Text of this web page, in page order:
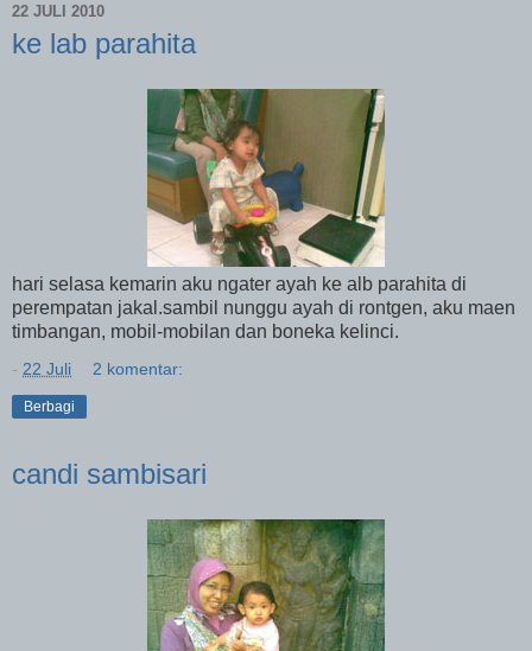
22 JULI 2010
ke lab parahita
hari selasa kemarin aku ngater ayah ke alb parahita di
perempatan jakal.sambil nunggu ayah di rontgen, aku maen
timbangan, mobil-mobilan dan boneka kelinci.
- 22 Juli 2 komentar:
Berbagi
candi sambisari